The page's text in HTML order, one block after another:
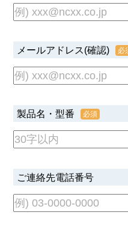
メールアドレス(確認)
製品名・型番
ご連絡先電話番号